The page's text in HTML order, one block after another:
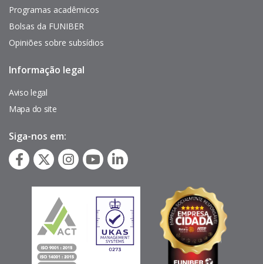
Programas acadêmicos
Bolsas da FUNIBER
Opiniões sobre subsídios
Pie
página
Informação legal
Aviso legal
Mapa do site
Siga-nos em: